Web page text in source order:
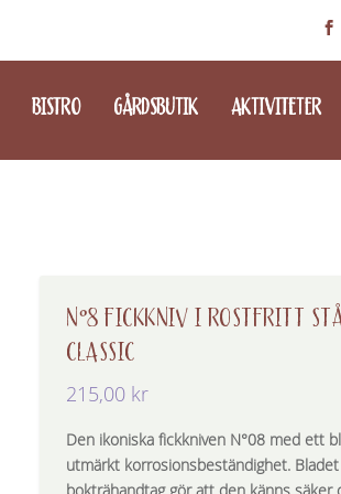
BISTRO GÅRDSBUTIK AKTIVITETER
N°8 FICKKNIV I ROSTFRITT
CLASSIC
215,00 kr
Den ikoniska fickkniven N°08 med ett
utmärkt korrosionsbeständighet.